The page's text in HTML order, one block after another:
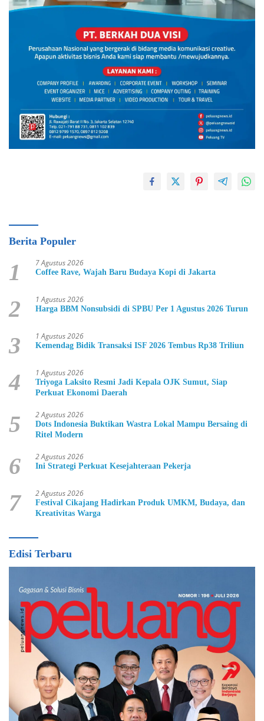
Berita Populer
1 7 Agustus 2026
Coffee Rave, Wajah Baru Budaya Kopi di Jakarta
2 1 Agustus 2026
Harga BBM Nonsubsidi di SPBU Per 1 Agustus 2026 Turun
3 1 Agustus 2026
Kemendag Bidik Transaksi ISF 2026 Tembus Rp38 Triliun
4 1 Agustus 2026
Triyoga Laksito Resmi Jadi Kepala OJK Sumut, Siap
Perkuat Ekonomi Daerah
5 2 Agustus 2026
Dots Indonesia Buktikan Wastra Lokal Mampu Bersaing di
Ritel Modern
6 2 Agustus 2026
Ini Strategi Perkuat Kesejahteraan Pekerja
7 2 Agustus 2026
Festival Cikajang Hadirkan Produk UMKM, Budaya, dan
Kreativitas Warga
Edisi Terbaru